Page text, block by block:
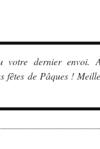
votre dernier envoi.
fêtes de Pâques !